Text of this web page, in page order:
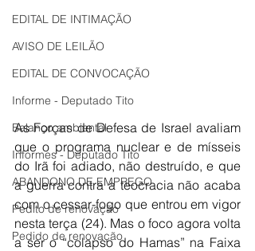
EDITAL DE INTIMAÇÃO
AVISO DE LEILÃO
EDITAL DE CONVOCAÇÃO
Informe - Deputado Tito
Balanço ambiental
Informes - Deputado Tito
ABANDONO DE EMPREGO
Pedito de renovação
Pedido de renovação
As Forças de Defesa de Israel avaliam
que o programa nuclear e de mísseis
do Irã foi adiado, não destruído, e que
a guerra contra a teocracia não acaba
com o cessar-fogo que entrou em vigor
nesta terça (24). Mas o foco agora volta
a ser o “colapso do Hamas” na Faixa